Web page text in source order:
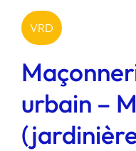
VRD
urbain –